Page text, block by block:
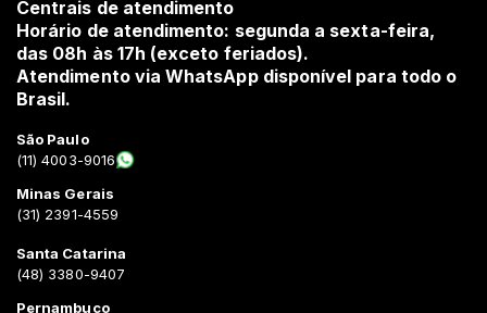
Centrais de atendimento
Horário de atendimento: segunda a sexta-feira,
das 08h às 17h (exceto feriados).
Atendimento via WhatsApp disponível para todo o
Brasil.
São Paulo
(11) 4003-9016
Minas Gerais
(31) 2391-4559
Santa Catarina
(48) 3380-9407
Pernambuco